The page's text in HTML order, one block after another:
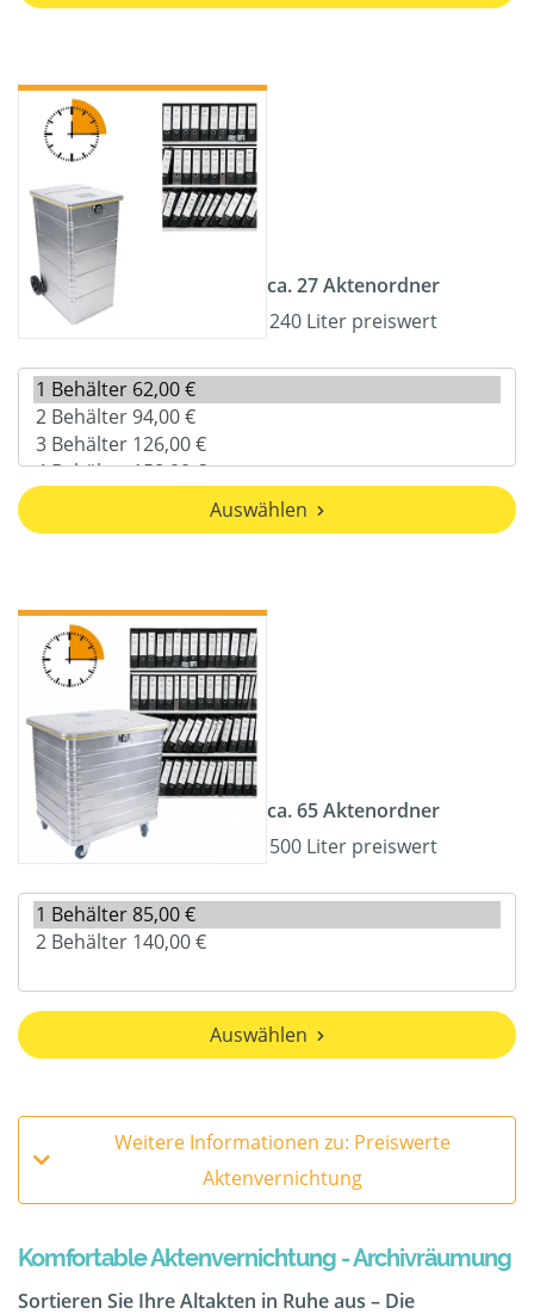
ca. 27 Aktenordner
240 Liter preiswert
Auswählen
ca. 65 Aktenordner
500 Liter preiswert
Auswählen
Weitere Informationen zu: Preiswerte
Aktenvernichtung
Komfortable Aktenvernichtung - Archivräumung
Sortieren Sie Ihre Altakten in Ruhe aus – Die